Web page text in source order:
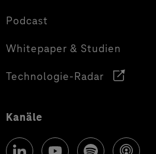
Podcast
Whitepaper & Studien
Technologie-Radar
Kanäle